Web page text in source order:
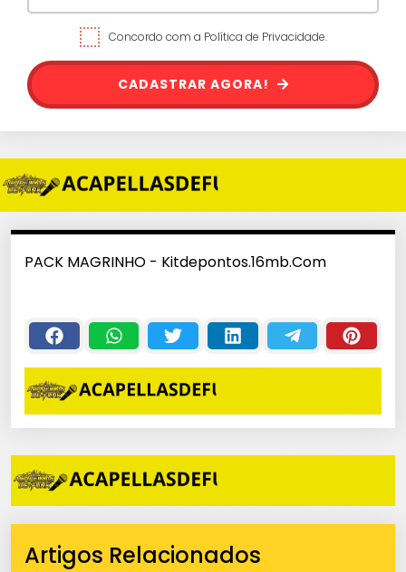
Concordo com a Política de Privacidade.
CADASTRAR AGORA!
PACK MAGRINHO - Kitdepontos.16mb.Com
Artigos Relacionados